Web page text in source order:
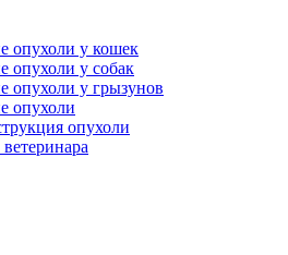
опухоли у кошек
опухоли у собак
опухоли у грызунов
опухоли
опухоли